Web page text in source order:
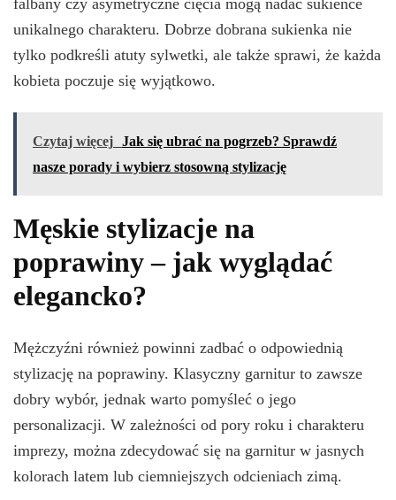
unikalnego charakteru. Dobrze dobrana sukienka nie
tylko podkreśli atuty sylwetki, ale także sprawi, że każda
kobieta poczuje się wyjątkowo.
Czytaj więcej Jak się ubrać na pogrzeb? Sprawdź
nasze porady i wybierz stosowną stylizację
Męskie stylizacje na
poprawiny – jak wyglądać
elegancko?
Mężczyźni również powinni zadbać o odpowiednią
stylizację na poprawiny. Klasyczny garnitur to zawsze
dobry wybór, jednak warto pomyśleć o jego
personalizacji. W zależności od pory roku i charakteru
imprezy, można zdecydować się na garnitur w jasnych
kolorach latem lub ciemniejszych odcieniach zimą.